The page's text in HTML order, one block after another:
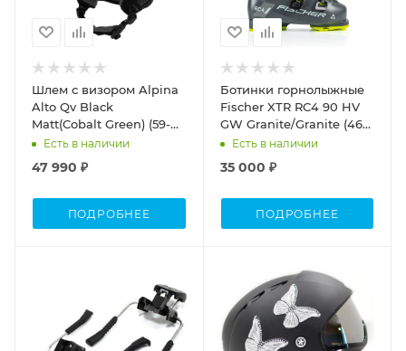
Шлем с визором Alpina
Alto Qv Black
Matt(Cobalt Green) (59-
63)Есть в наличии
47 990 ₽
ПОДРОБНЕЕ
Ботинки горнолыжные
Fischer XTR RC4 90 HV
GW Granite/Granite (46
RU (29,5))
Есть в наличии
35 000 ₽
ПОДРОБНЕЕ